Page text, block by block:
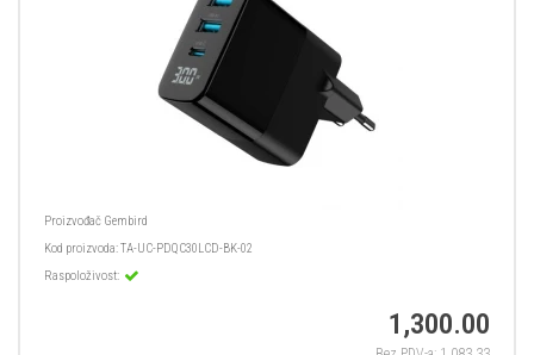
Proizvođač Gembird
Kod proizvoda:TA-UC-PDQC30LCD-BK-02
Raspoloživost:
1,300.00